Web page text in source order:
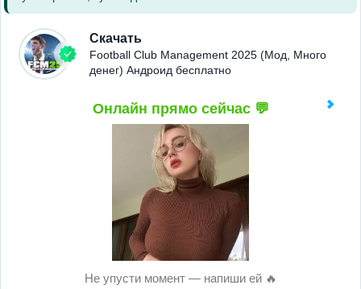
Скачать
Football Club Management 2025 (Мод, Много
денег) Андроид бесплатно
Онлайн прямо сейчас 💬
Не упусти момент — напиши ей 🔥